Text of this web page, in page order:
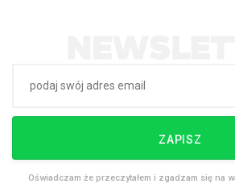
ZAPISZ
Oświadczam że przeczytałem i zgadzam się na